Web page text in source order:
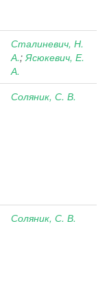
Сталиневич, Н.
А.;Ясюкевич, Е.
А.
Соляник, С. В.
Соляник, С. В.